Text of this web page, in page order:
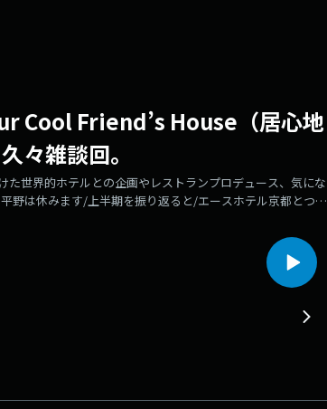
Cool Friend’s House（居心地
々雑談回。
世界的ホテルとの企画やレストランプロデュース、気にな
野は休みます/上半期を振り返ると/エースホテル京都とつく
/お供物はKewのドーナツがいい/ノーレーズンサンドイッ
れるほどジューシーなマルゲリータ。PERTEが赤坂に移転
ウォーム性のあるお店/ホスピタリー産業を讃える世界的ア
る文化センター/食文化の機能拡張🛒味マートセレクト【目
・味な副音声 フォローお願いします！Follow us on Apple
ソード配信🍰Instagram / Xポッドキャスト情報やスタジオ
twitter.com/ajinafukuonsei🛍️味マート BASE支店公式